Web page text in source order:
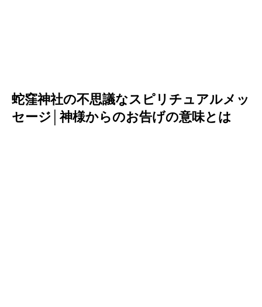
蛇窪神社の不思議なスピリチュアルメッ
セージ│神様からのお告げの意味とは